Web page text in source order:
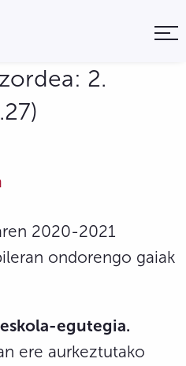
2.
2020-2021
ondorengo gaiak
egutegia.
ere aurkeztutako